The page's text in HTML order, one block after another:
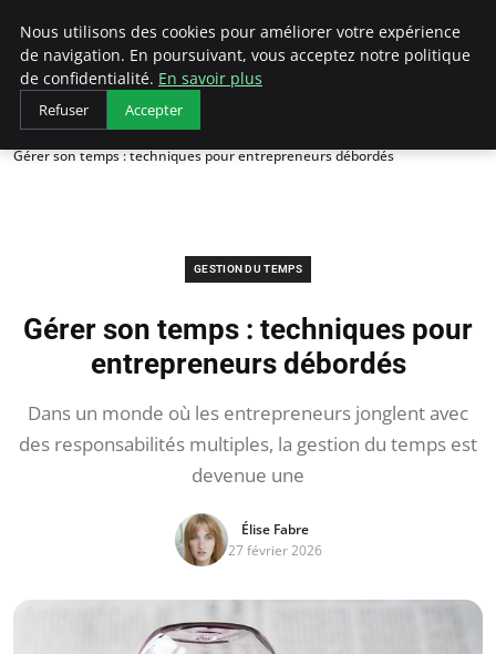
LECFCM
Accueil
Gestion du temps
Gérer son temps : techniques pour entrepreneurs débordés
GESTION DU TEMPS
Gérer son temps : techniques pour
entrepreneurs débordés
Dans un monde où les entrepreneurs jonglent avec
des responsabilités multiples, la gestion du temps est
devenue une
Élise Fabre
27 février 2026
Nous utilisons des cookies pour améliorer votre expérience
de navigation. En poursuivant, vous acceptez notre politique
de confidentialité. En savoir plus
Refuser Accepter